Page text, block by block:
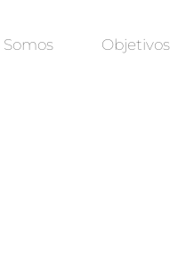
Somos Objetivos